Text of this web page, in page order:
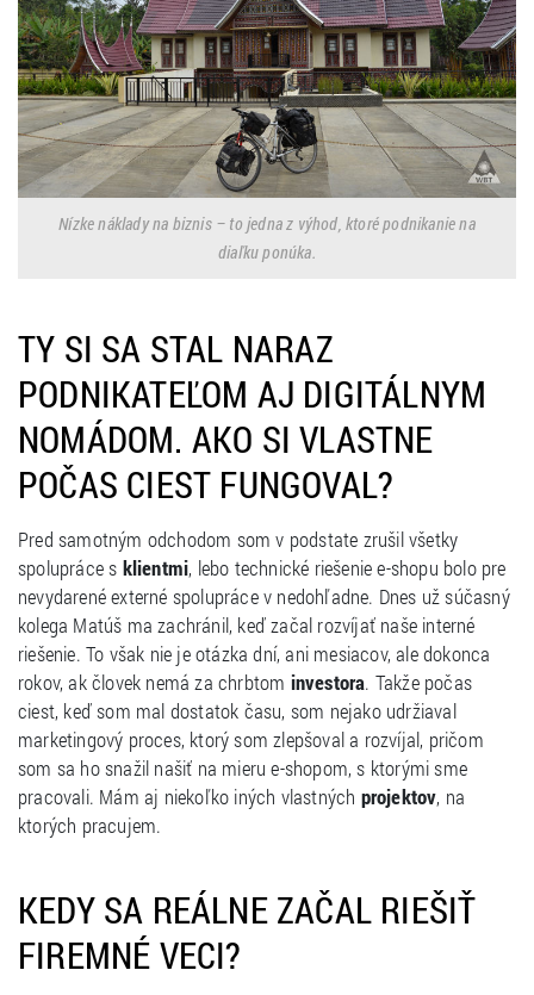
Nízke náklady na biznis – to jedna z výhod, ktoré podnikanie na
diaľku ponúka.
TY SI SA STAL NARAZ
PODNIKATEĽOM AJ DIGITÁLNYM
NOMÁDOM. AKO SI VLASTNE
POČAS CIEST FUNGOVAL?
Pred samotným odchodom som v podstate zrušil všetky
spolupráce s klientmi, lebo technické riešenie e-shopu bolo pre
nevydarené externé spolupráce v nedohľadne. Dnes už súčasný
kolega Matúš ma zachránil, keď začal rozvíjať naše interné
riešenie. To však nie je otázka dní, ani mesiacov, ale dokonca
rokov, ak človek nemá za chrbtom investora. Takže počas
ciest, keď som mal dostatok času, som nejako udržiaval
marketingový proces, ktorý som zlepšoval a rozvíjal, pričom
som sa ho snažil našiť na mieru e-shopom, s ktorými sme
pracovali. Mám aj niekoľko iných vlastných projektov, na
ktorých pracujem.
KEDY SA REÁLNE ZAČAL RIEŠIŤ
FIREMNÉ VECI?